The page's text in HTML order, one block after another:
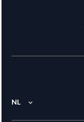
NL